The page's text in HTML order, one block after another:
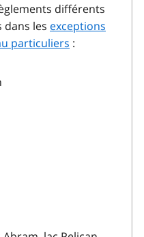
différents
les exceptions
particuliers :